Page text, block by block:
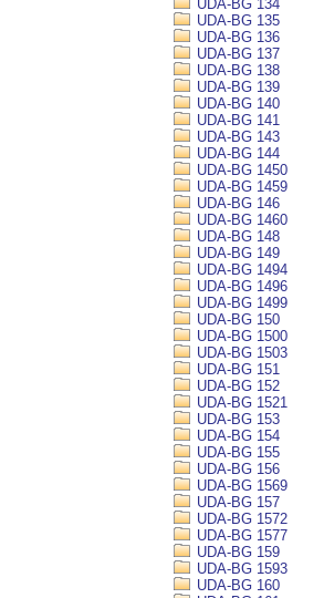
UDA-BG 134
UDA-BG 135
UDA-BG 136
UDA-BG 137
UDA-BG 138
UDA-BG 139
UDA-BG 140
UDA-BG 141
UDA-BG 143
UDA-BG 144
UDA-BG 1450
UDA-BG 1459
UDA-BG 146
UDA-BG 1460
UDA-BG 148
UDA-BG 149
UDA-BG 1494
UDA-BG 1496
UDA-BG 1499
UDA-BG 150
UDA-BG 1500
UDA-BG 1503
UDA-BG 151
UDA-BG 152
UDA-BG 1521
UDA-BG 153
UDA-BG 154
UDA-BG 155
UDA-BG 156
UDA-BG 1569
UDA-BG 157
UDA-BG 1572
UDA-BG 1577
UDA-BG 159
UDA-BG 1593
UDA-BG 160